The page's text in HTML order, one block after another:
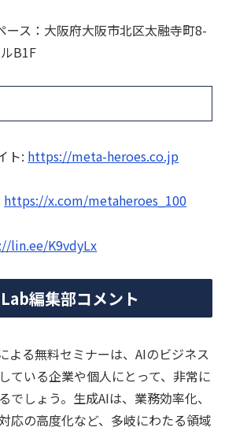
ース：大阪府大阪市北区太融寺町8-
B1F
ト: https://meta-heroes.co.jp
https://x.com/metaheroes_100
lin.ee/K9vdyLx
編集部コメント
よる無料セミナーは、AIのビジネス
ている企業や個人にとって、非常に
でしょう。生成AIは、業務効率化、
応の高度化など、多岐にわたる領域